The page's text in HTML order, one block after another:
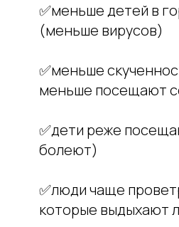
✅меньше детей в
(меньше вирусов)
✅меньше
меньше посещают
✅дети реже
болеют)
✅люди чаще
которые выдыхают